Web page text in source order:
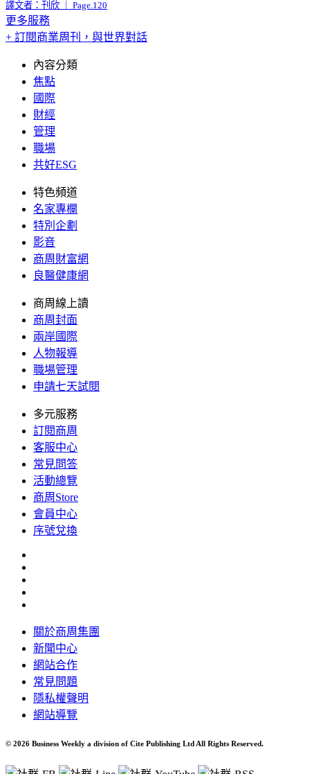
譯文者：刊欣 ｜ Page.120
更多服務
+ 訂閱商業周刊，與世界對話
內容分類
焦點
國際
財經
管理
職場
共好ESG
特色頻道
名家專欄
特別企劃
影音
商周財富網
良醫健康網
商周線上讀
商周封面
兩岸國際
人物報導
職場管理
申請七天試閱
多元服務
訂閱商周
客服中心
常見問答
活動總覽
商周Store
會員中心
序號兌換
關於商周集團
新聞中心
網站合作
常見問題
隱私權聲明
網站導覽
© 2026 Business Weekly a division of Cite Publishing Ltd All Rights Reserved.